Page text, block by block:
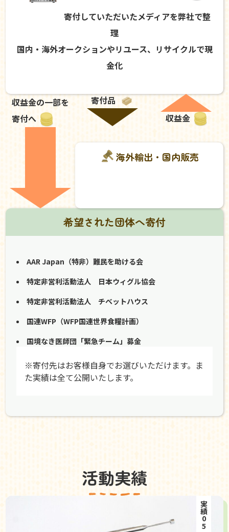
寄付していただいたメディアを弊社で整
理
国内・海外オークションやリユース、リサイクルで現
金化
収益金の一部を
寄付へ
寄付品
収益金
海外輸出・国内販売
希望された団体へ寄付
AAR Japan（特非）難民を助ける会
特定非営利活動法人 日本ウィグル協会
特定非営利活動法人 チベットハウス
国連WFP（WFP国連世界食糧計画）
国境なき医師団「緊急チーム」募金
※寄付先はお客様自身でお選びいただけます。ま
た実績は全て公開いたします。
活動実績
実績05